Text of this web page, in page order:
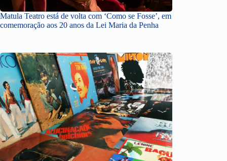
Matula Teatro está de volta com ‘Como se Fosse’, em
comemoração aos 20 anos da Lei Maria da Penha